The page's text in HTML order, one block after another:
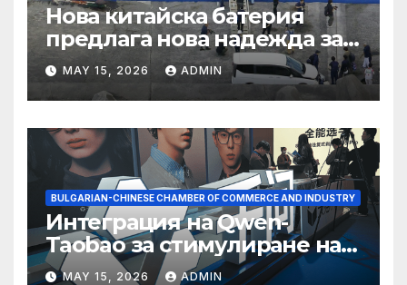
Нова китайска батерия
предлага нова надежда за
съхранение на водород
MAY 15, 2026 ADMIN
BULGARIAN-CHINESE CHAMBER OF COMMERCE AND INDUSTRY
Интеграция на Qwen-
Taobao за стимулиране на
пазаруването 618
MAY 15, 2026 ADMIN